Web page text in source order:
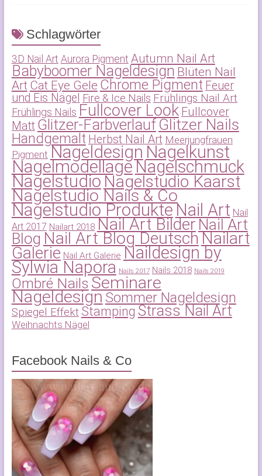
Schlagwörter
3D Nail Art Aurora Pigment Autumn Nail Art
Babyboomer Nageldesign Blüten Nail
Art Cat Eye Gele Chrome Pigment Feuer
und Eis Nägel Fire & Ice Nails Frühlings Nail Art
Frühlings Nails Fullcover Look Fullcover
Matt Glitzer-Farbverlauf Glitzer Nails
Handgemalt Herbst Nail Art Meerjungfrauen
Pigment Nageldesign Nagelkunst
NagelmodellageNagelschmuck
NagelstudioNagelstudio Kaarst
Nagelstudio Nails & Co
Nagelstudio ProdukteNail Art Nail
Art 2017 Nailart 2018 Nail Art Bilder Nail Art
Blog Nail Art Blog DeutschNailart
Galerie Nail Art Galerie Naildesign by
Sylwia Napora Nails 2017 Nails 2018 Nails 2019
Ombré Nails Seminare
NageldesignSommer Nageldesign
Spiegel Effekt Stamping Strass Nail Art
Weihnachts Nägel
Facebook Nails & Co